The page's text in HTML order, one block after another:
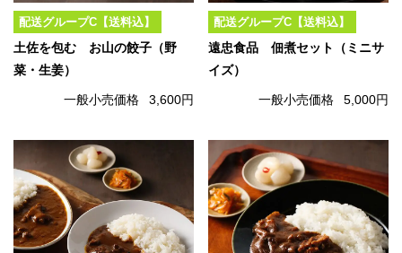
配送グループC【送料込】
土佐を包む お山の餃子（野
菜・生姜）
一般小売価格 3,600円
配送グループC【送料込】
遠忠食品 佃煮セット（ミニサ
イズ）
一般小売価格 5,000円